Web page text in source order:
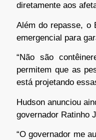
diretamente aos
Além do repasse, o
emergencial para
“Não são
permitem que as
está projetando
Hudson anunciou
governador Ratinho
“O governador me